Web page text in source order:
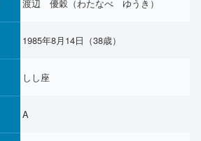
渡辺 優穀（わたなべ ゆうき）
1985年8月14日（38歳）
しし座
A